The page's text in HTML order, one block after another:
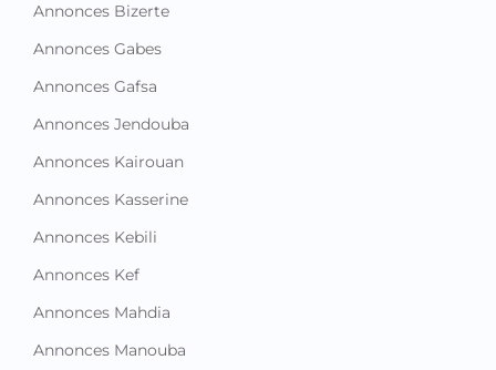
Annonces Bizerte
Annonces Gabes
Annonces Gafsa
Annonces Jendouba
Annonces Kairouan
Annonces Kasserine
Annonces Kebili
Annonces Kef
Annonces Mahdia
Annonces Manouba